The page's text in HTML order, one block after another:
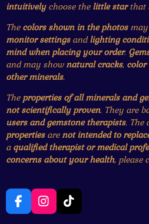
intuitivelychoose the little starthat
The colors shown in the photosmay
monitor settingsandlighting
mind when placing your order.
and may shownatural cracks, color
other minerals.
The properties of all minerals and
not scientifically proven. They are
users and gemstone therapists. The
propertiesarenot intended to
a qualified therapist or medical
concerns about your health, please
F
a
I
n
T
i